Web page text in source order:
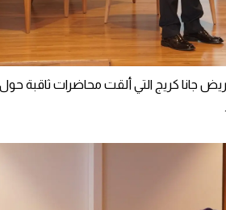
جانا كريج التي ألقت محاضرات ثاقبة